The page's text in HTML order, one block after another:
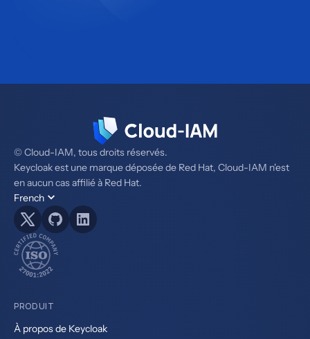
© Cloud-IAM, tous droits réservés.
Keycloak est une marque déposée de Red Hat, Cloud-IAM n'est
en aucun cas affilié à Red Hat.
French
PRODUIT
À propos de Keycloak